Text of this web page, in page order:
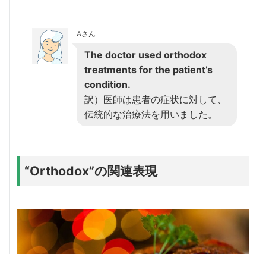
Aさん
The doctor used orthodox
treatments for the patient’s
condition.
訳）医師は患者の症状に対して、
伝統的な治療法を用いました。
“Orthodox”の関連表現